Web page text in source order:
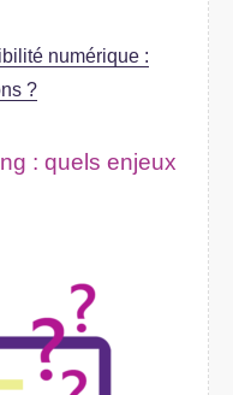
numérique :
?
: quels enjeux